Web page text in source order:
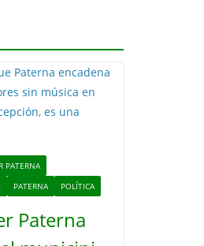
PATERNA
PATERNA POLÍTICA
Paterna